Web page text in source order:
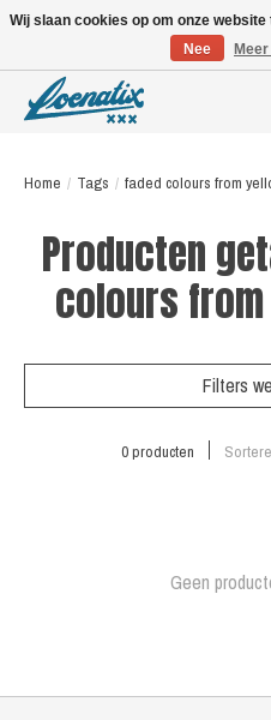
Home / Tags / faded colours from
Producten
colours
Filters
0 producten
Geen
Wij slaan cookies op om onze
Nee